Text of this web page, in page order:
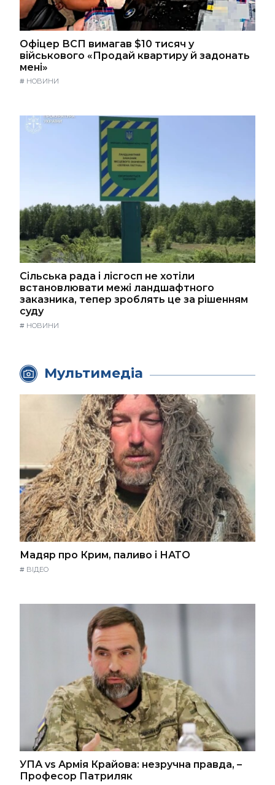
Офіцер ВСП вимагав $10 тисяч у
військового «Продай квартиру й задонать
мені»
# НОВИНИ
Сільська рада і лісгосп не хотіли
встановлювати межі ландшафтного
заказника, тепер зроблять це за рішенням
суду
# НОВИНИ
Мультимедіа
Мадяр про Крим, паливо і НАТО
# ВІДЕО
УПА vs Армія Крайова: незручна правда, –
Професор Патриляк